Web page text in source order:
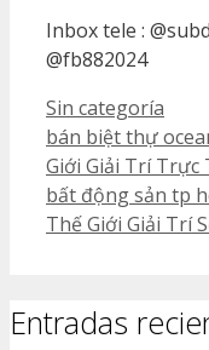
Inbox tele :
@fb882024
Categorías
Sin categoría
bán biệt thự
Giới Giải Trí Trực
bất động sản tp
Thế Giới Giải Trí
Entradas